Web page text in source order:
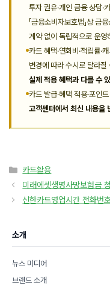
투자 권유·개인 금융 상담·
「금융소비자보호법」상 금
계약 없이 독립적으로 운영
카드 혜택·연회비·적립률·
변경에 따라 수시로 달라
실제 적용 혜택과 다를 수
카드 발급·혜택 적용·포인
고객센터에서 최신 내용을
카
테
리
카드활용
미래에셋생명사망보험금
신한카드영업시간 전화번
소개
뉴스 미디어
브랜드 소개